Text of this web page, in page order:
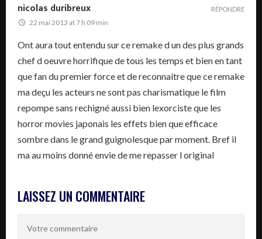
nicolas duribreux
22 mai 2013 at 7 h 09 min
Ont aura tout entendu sur ce remake d un des plus grands
chef d oeuvre horrifique de tous les temps et bien en tant
que fan du premier force et de reconnaitre que ce remake
ma deçu les acteurs ne sont pas charismatique le film
repompe sans rechigné aussi bien lexorciste que les
horror movies japonais les effets bien que efficace
sombre dans le grand guignolesque par moment. Bref il
ma au moins donné envie de me repasser l original
RÉPONDRE
LAISSEZ UN COMMENTAIRE